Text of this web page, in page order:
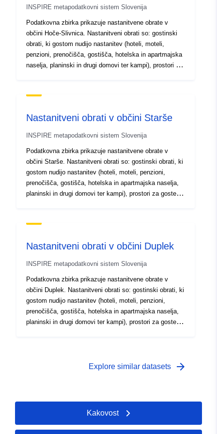
Identifikatorji:
SI.OB_98.RNO/d3bfad54-
af0a-11eb-8529-
0242ac130003
uriRef:
http://data.europa.eu/88u/dataset/
2aa6-41e6-894a-c0963370abde
INSPIRE metapodatkovni sistem Slovenija
Podatkovna zbirka prikazuje nastanitvene obrate v
občini Hoče-Slivnica. Nastanitveni obrati so: gostinski
obrati, ki gostom nudijo nastanitev (hoteli, moteli,
penzioni, prenočišča, gostišča, hotelska in apartmajska
naselja, planinski in drugi domovi ter kampi), prostori za
marine.
Nastanitveni obrati v občini Starše
INSPIRE metapodatkovni sistem Slovenija
Podatkovna zbirka prikazuje nastanitvene obrate v
občini Starše. Nastanitveni obrati so: gostinski obrati, ki
gostom nudijo nastanitev (hoteli, moteli, penzioni,
prenočišča, gostišča, hotelska in apartmajska naselja,
planinski in drugi domovi ter kampi), prostori za goste pri
Nastanitveni obrati v občini Duplek
INSPIRE metapodatkovni sistem Slovenija
Podatkovna zbirka prikazuje nastanitvene obrate v
občini Duplek. Nastanitveni obrati so: gostinski obrati, ki
gostom nudijo nastanitev (hoteli, moteli, penzioni,
prenočišča, gostišča, hotelska in apartmajska naselja,
planinski in drugi domovi ter kampi), prostori za goste pri
Explore similar datasets arrow_forward
Kakovost